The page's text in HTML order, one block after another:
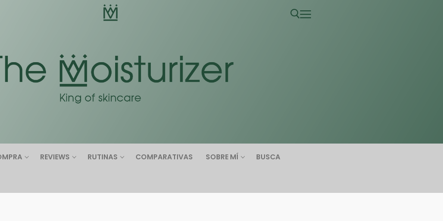
Buscar:
REVIEWS RUTINAS COMPARATIVAS SOBRE MÍ BUSCA